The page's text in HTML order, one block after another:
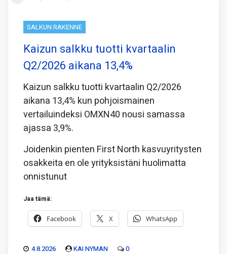
SALKUN RAKENNE
Kaizun salkku tuotti kvartaalin
Q2/2026 aikana 13,4%
Kaizun salkku tuotti kvartaalin Q2/2026
aikana 13,4% kun pohjoismainen
vertailuindeksi OMXN40 nousi samassa
ajassa 3,9%.
Joidenkin pienten First North kasvuyritysten
osakkeita en ole yrityksistäni huolimatta
onnistunut
Jaa tämä:
Facebook X WhatsApp
4.8.2026 KAI NYMAN 0